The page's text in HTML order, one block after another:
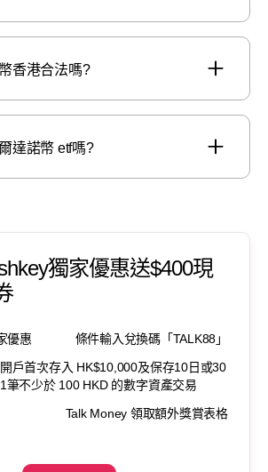
香港合法嗎?
達諾幣 etf嗎?
獨家優惠送$400現
優惠
條件輸入兌換碼「TALK88」
戶首次存入 HK$10,000及保存10日或30
筆不少於 100 HKD 的數字資產交易
Talk Money 領取額外獎賞表格